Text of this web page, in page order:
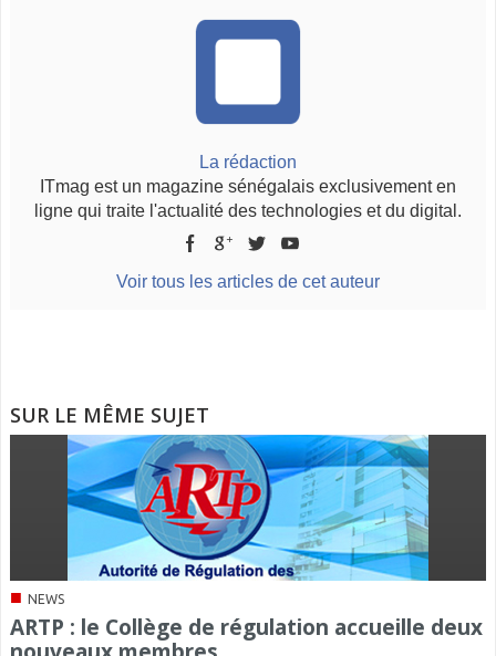
La rédaction
ITmag est un magazine sénégalais exclusivement en
ligne qui traite l'actualité des technologies et du digital.
Voir tous les articles de cet auteur
SUR LE MÊME SUJET
■ NEWS
ARTP : le Collège de régulation accueille deux